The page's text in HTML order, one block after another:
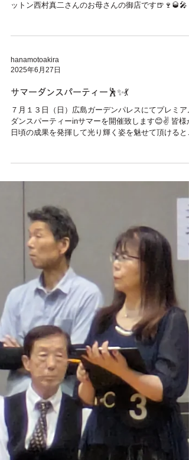
ットン西村真二さんのお母さんの御店です🍺🍷🥃🎤
クコットンは 毎日（木）深夜０時１５分〜 広島ホ
んから著名な方など多数来店されている様子でした
リーズナブルな料金でアットホームな雰囲気に和ま
ル４Ｆ 店名：なる人 ちなみに僕は🍺🍷🥃飲めない😅
hanamotoakira
2025年6月27日
サマーダンスパーティー🕺✨💃
７月１３日（日）広島ガーデンパレスにてプレミア
ダンスパーティーinサマーを開催致します😊✌️ 皆様
日頃の成果を発揮して光り輝く姿を魅せて頂けると